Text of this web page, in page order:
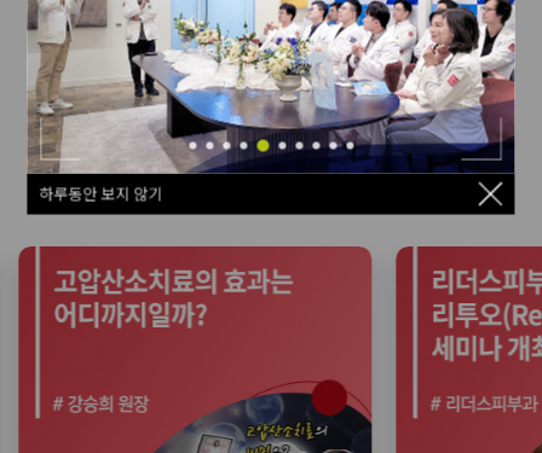
하루동안 보지 않기Leaders News & Event